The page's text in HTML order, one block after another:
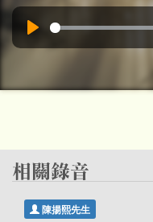
陳揚熙先生